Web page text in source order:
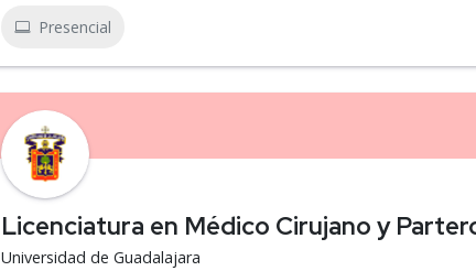
Presencial
Licenciatura en Médico Cirujano y
Universidad de Guadalajara